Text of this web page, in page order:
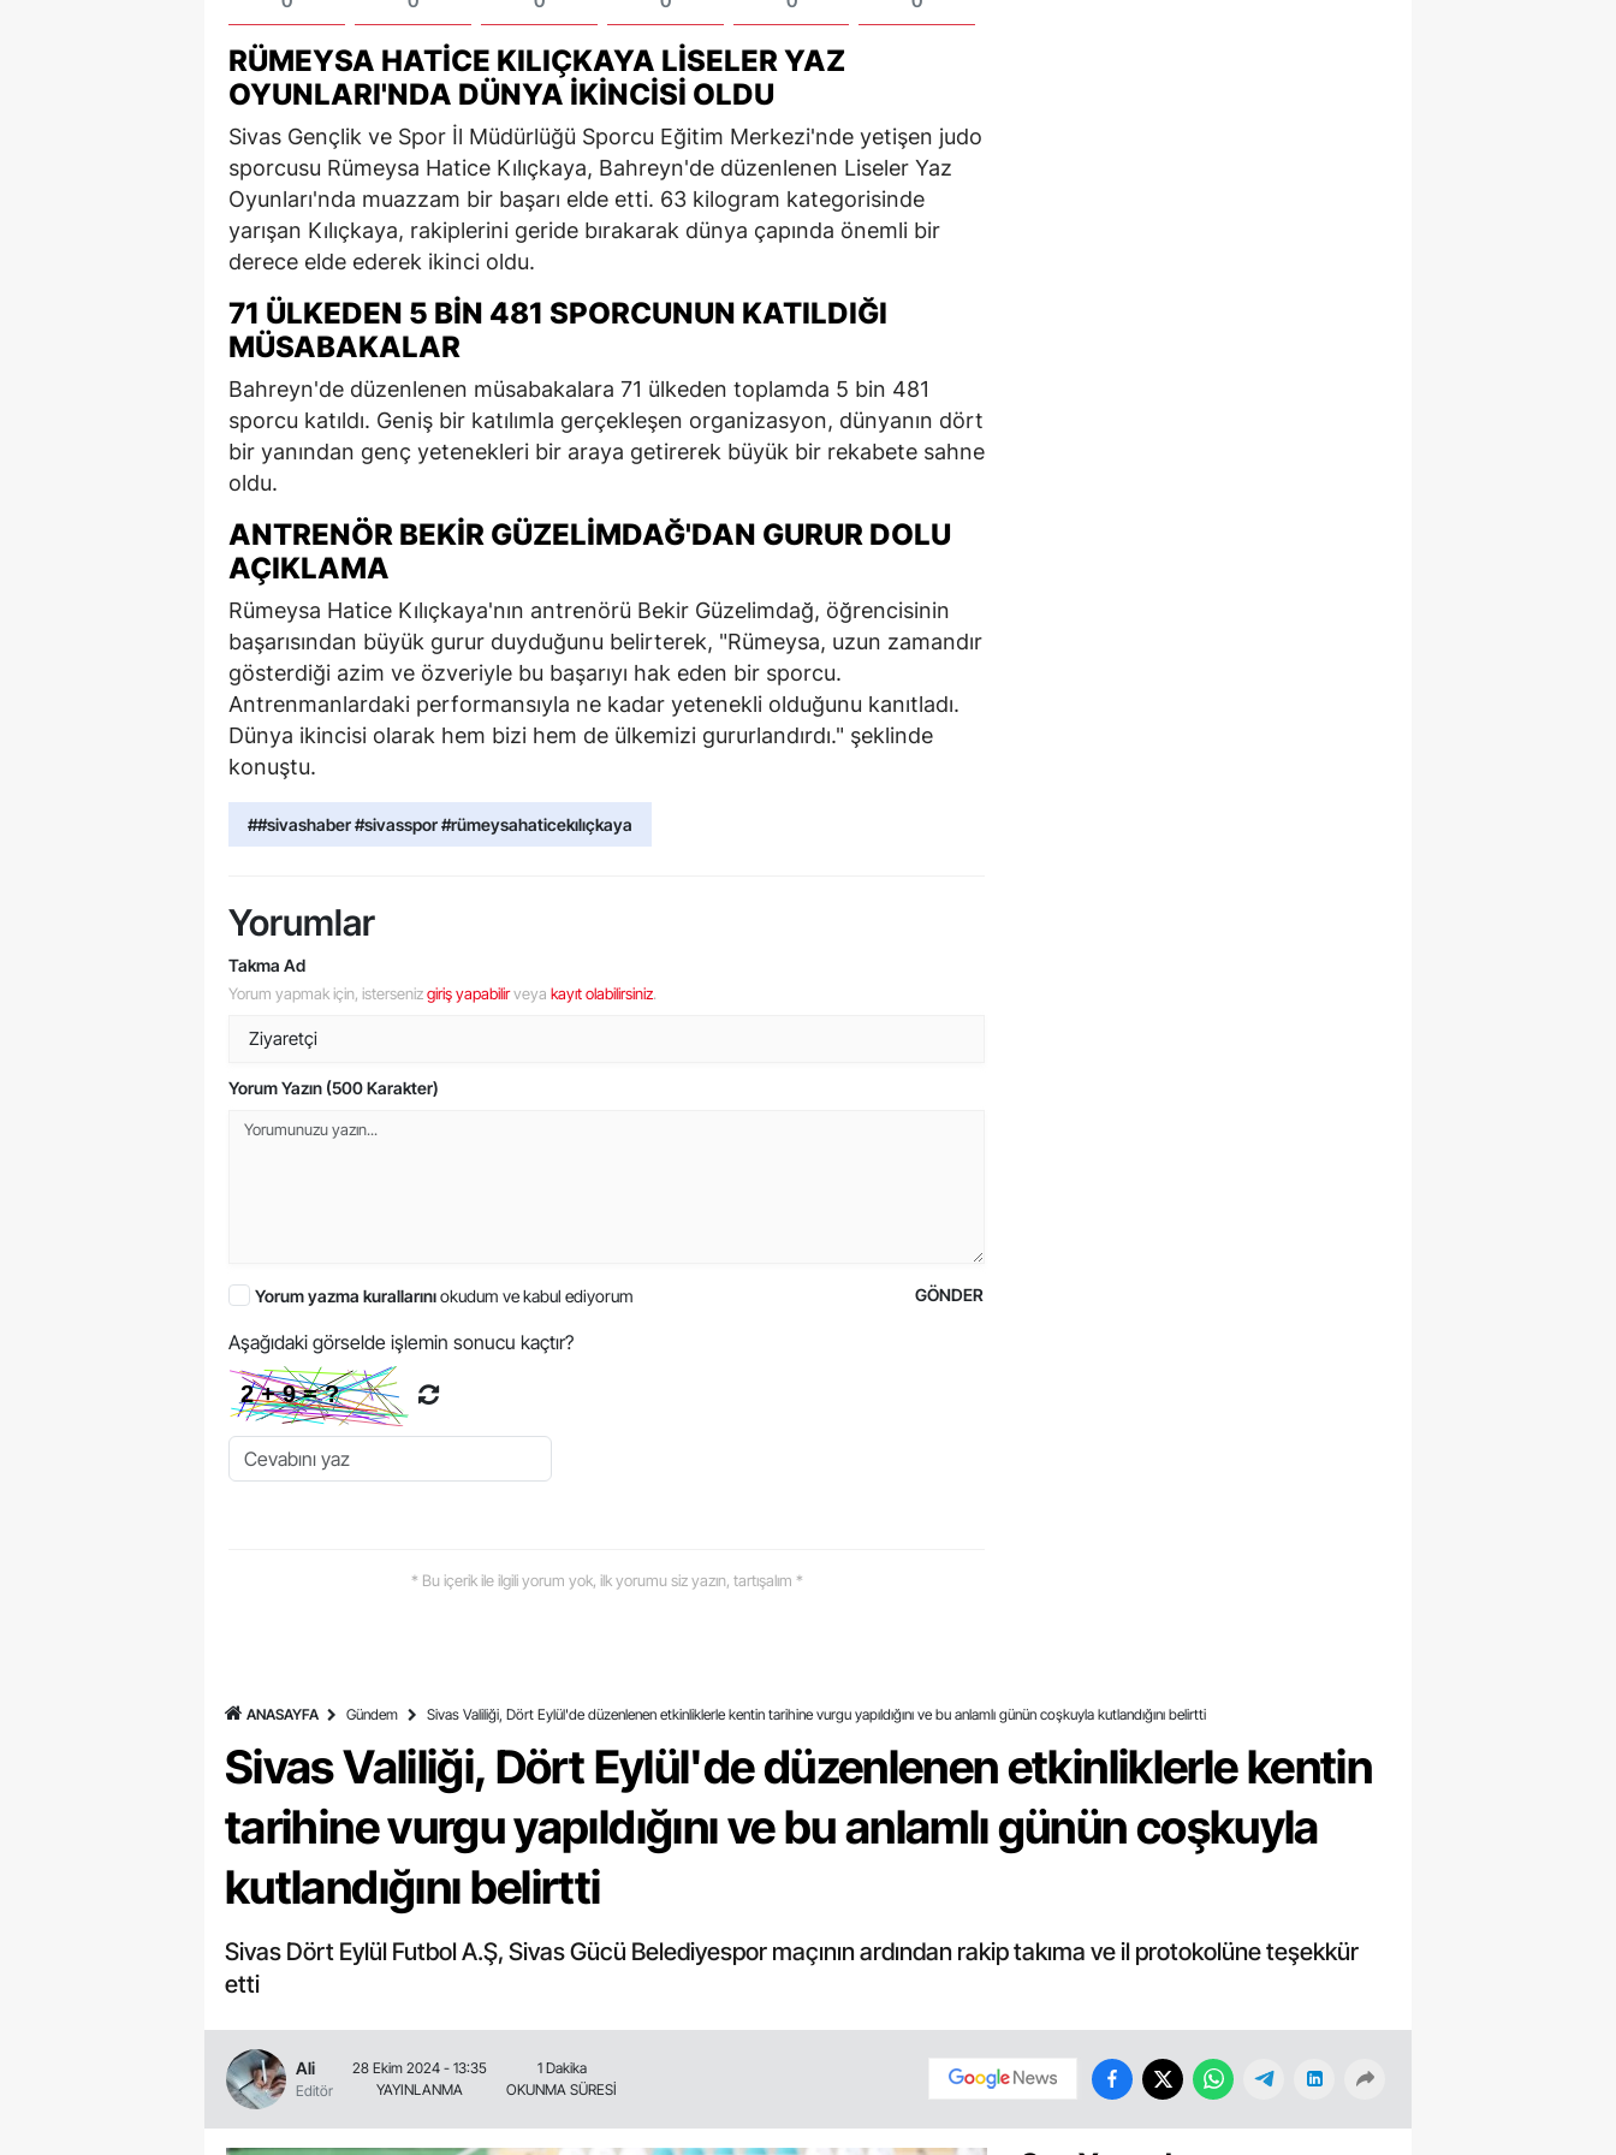
RÜMEYSA HATICE KILIÇKAYA LISELER YAZ
OYUNLARI'NDA DÜNYA İKINCISI OLDU
Sivas Gençlik ve Spor İl Müdürlüğü Sporcu Eğitim Merkezi'nde yetişen judo
sporcusu Rümeysa Hatice Kılıçkaya, Bahreyn'de düzenlenen Liseler Yaz
Oyunları'nda muazzam bir başarı elde etti. 63 kilogram kategorisinde
yarışan Kılıçkaya, rakiplerini geride bırakarak dünya çapında önemli bir
derece elde ederek ikinci oldu.
71 ÜLKEDEN 5 BIN 481 SPORCUNUN KATILDIĞI
MÜSABAKALAR
Bahreyn'de düzenlenen müsabakalara 71 ülkeden toplamda 5 bin 481
sporcu katıldı. Geniş bir katılımla gerçekleşen organizasyon, dünyanın dört
bir yanından genç yetenekleri bir araya getirerek büyük bir rekabete sahne
oldu.
ANTRENÖR BEKIR GÜZELIMDAĞ'DAN GURUR DOLU
AÇIKLAMA
Rümeysa Hatice Kılıçkaya'nın antrenörü Bekir Güzelimdağ, öğrencisinin
başarısından büyük gurur duyduğunu belirterek, "Rümeysa, uzun zamandır
gösterdiği azim ve özveriyle bu başarıyı hak eden bir sporcu.
Antrenmanlardaki performansıyla ne kadar yetenekli olduğunu kanıtladı.
Dünya ikincisi olarak hem bizi hem de ülkemizi gururlandırdı." şeklinde
konuştu.
##sivashaber #sivasspor #rümeysahaticekılıçkaya
Yorumlar
Takma Ad
Yorum yapmak için, istersenizgiriş yapabilirveya kayıt olabilirsiniz.
Yorum Yazın (500 Karakter)
GÖNDER
Yorum yazma kurallarınıokudum ve kabul ediyorum
Aşağıdaki görselde işlemin sonucu kaçtır?
* Bu içerik ile ilgili yorum yok, ilk yorumu siz yazın, tartışalım *
ANASAYFA Gündem Sivas Valiliği, Dört Eylül'de düzenlenen etkinliklerle kentin tarihine vurgu yapıldığını ve bu anlamlı günün coşkuyla kutlandığını belirtti
Sivas Valiliği, Dört Eylül'de düzenlenen etkinliklerle kentin
tarihine vurgu yapıldığını ve bu anlamlı günün coşkuyla
kutlandığını belirtti
Sivas Dört Eylül Futbol A.Ş, Sivas Gücü Belediyespor maçının ardından rakip takıma ve il protokolüne teşekkür
etti
Ali
Editör
28 Ekim 2024 - 13:35
YAYINLANMA
1 Dakika
OKUNMA SÜRESİ